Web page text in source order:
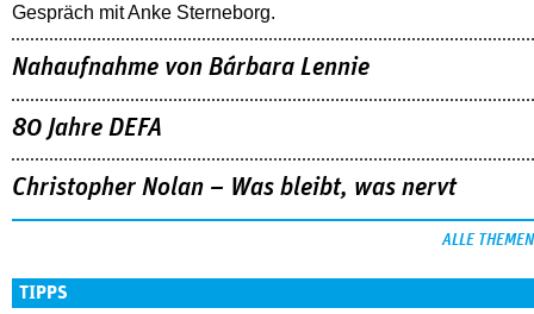
Gespräch mit Anke Sterneborg.
Nahaufnahme von Bárbara Lennie
80 Jahre DEFA
Christopher Nolan – Was bleibt, was nervt
ALLE THEMEN
TIPPS